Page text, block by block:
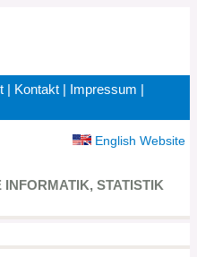
| Kontakt | Impressum |
English Website
STATISTIK